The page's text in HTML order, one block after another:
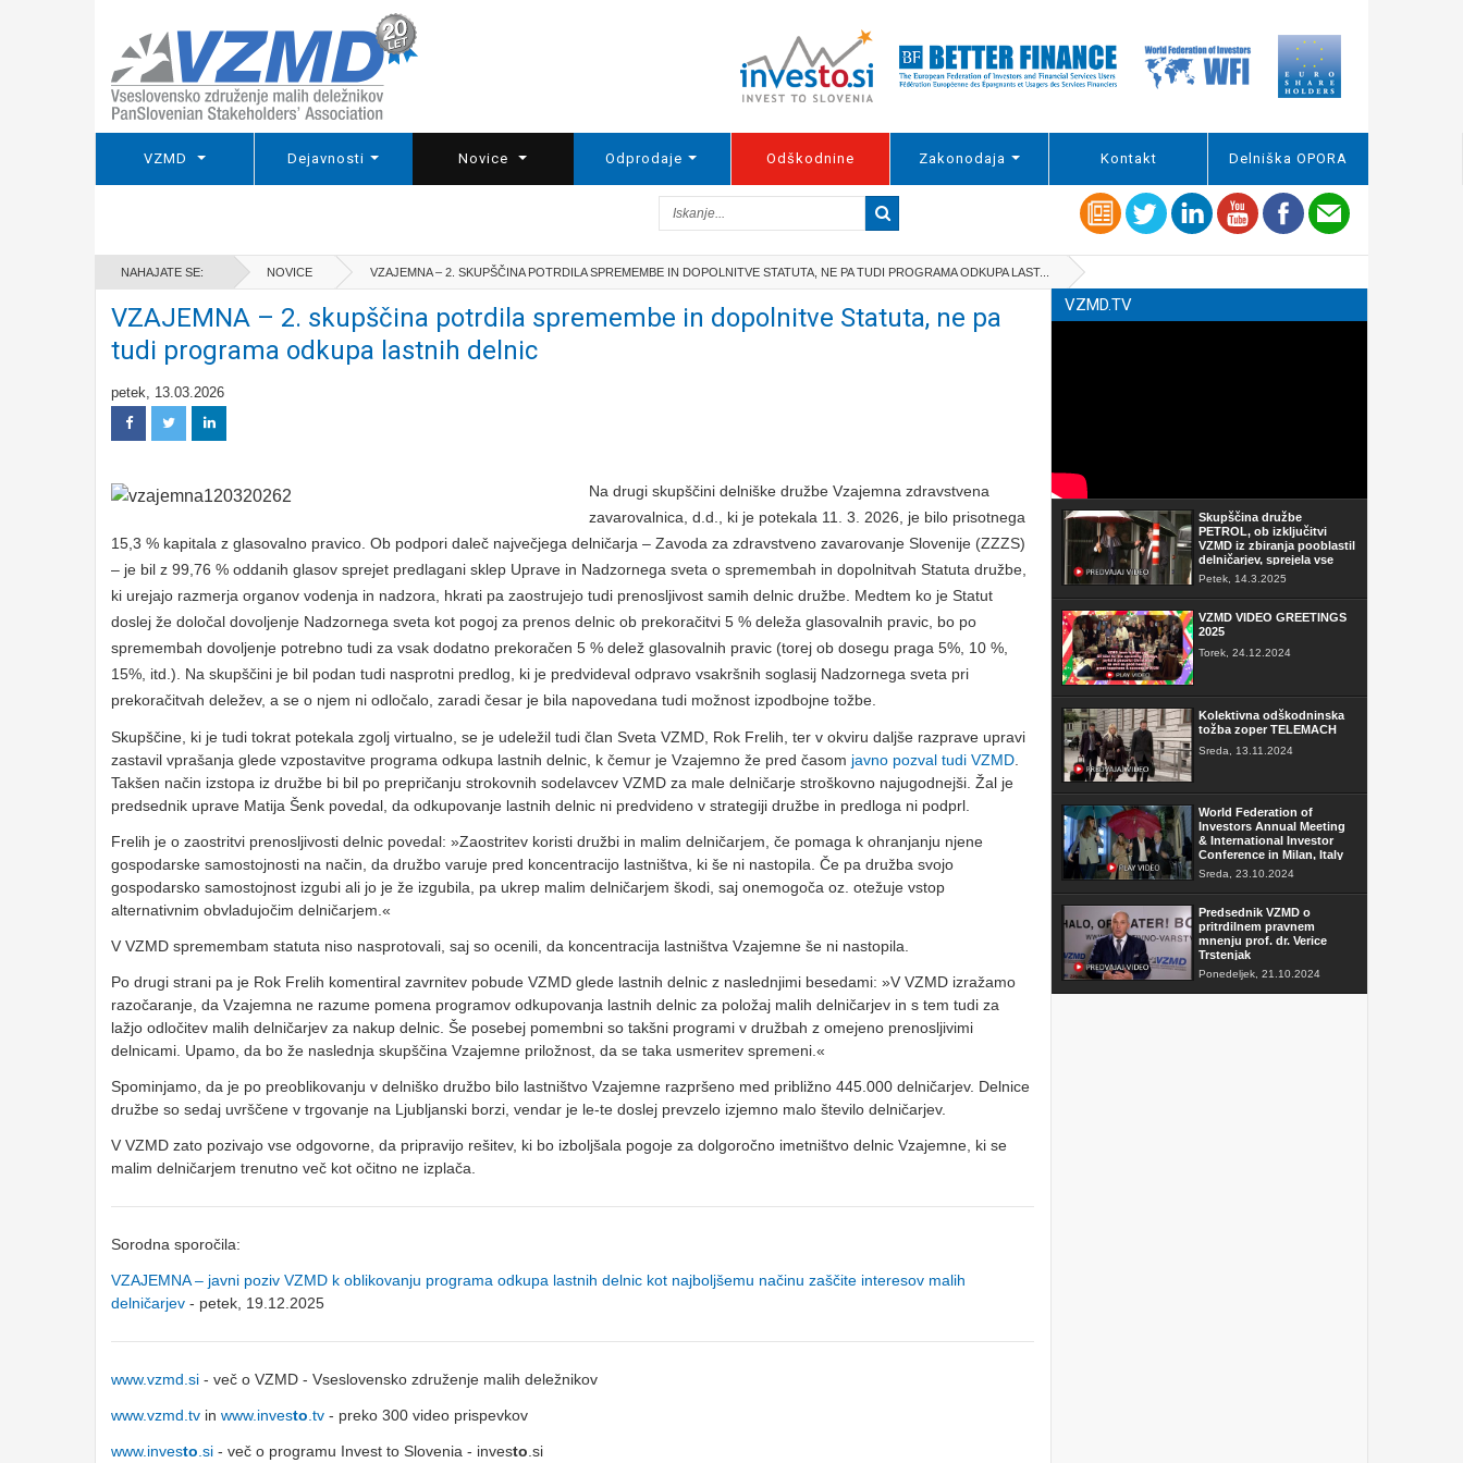
VZMD Dejavnosti Novice Odprodaje Odškodnine Zakonodaja Kontakt Delniška OPORA
NAHAJATE SE: NOVICE VZAJEMNA – 2. SKUPŠČINA POTRDILA SPREMEMBE IN DOPOLNITVE STATUTA, NE PA TUDI PROGRAMA ODKUPA LAST...
VZAJEMNA – 2. skupščina potrdila spremembe in dopolnitve Statuta, ne pa
tudi programa odkupa lastnih delnic
petek, 13.03.2026
Na drugi skupščini delniške družbe Vzajemna zdravstvena
zavarovalnica, d.d., ki je potekala 11. 3. 2026, je bilo prisotnega
15,3 % kapitala z glasovalno pravico. Ob podpori daleč največjega delničarja – Zavoda za zdravstveno zavarovanje Slovenije (ZZZS)
– je bil z 99,76 % oddanih glasov sprejet predlagani sklep Uprave in Nadzornega sveta o spremembah in dopolnitvah Statuta družbe,
ki urejajo razmerja organov vodenja in nadzora, hkrati pa zaostrujejo tudi prenosljivost samih delnic družbe. Medtem ko je Statut
doslej že določal dovoljenje Nadzornega sveta kot pogoj za prenos delnic ob prekoračitvi 5 % deleža glasovalnih pravic, bo po
spremembah dovoljenje potrebno tudi za vsak dodatno prekoračen 5 % delež glasovalnih pravic (torej ob dosegu praga 5%, 10 %,
15%, itd.). Na skupščini je bil podan tudi nasprotni predlog, ki je predvideval odpravo vsakršnih soglasij Nadzornega sveta pri
prekoračitvah deležev, a se o njem ni odločalo, zaradi česar je bila napovedana tudi možnost izpodbojne tožbe.
Skupščine, ki je tudi tokrat potekala zgolj virtualno, se je udeležil tudi član Sveta VZMD, Rok Frelih, ter v okviru daljše razprave upravi
zastavil vprašanja glede vzpostavitve programa odkupa lastnih delnic, k čemur je Vzajemno že pred časom javno pozval tudi VZMD
Takšen način izstopa iz družbe bi bil po prepričanju strokovnih sodelavcev VZMD za male delničarje stroškovno najugodnejši. Žal je
predsednik uprave Matija Šenk povedal, da odkupovanje lastnih delnic ni predvideno v strategiji družbe in predloga ni podprl.
Frelih je o zaostritvi prenosljivosti delnic povedal: »Zaostritev koristi družbi in malim delničarjem, če pomaga k ohranjanju njene
gospodarske samostojnosti na način, da družbo varuje pred koncentracijo lastništva, ki še ni nastopila. Če pa družba svojo
gospodarsko samostojnost izgubi ali jo je že izgubila, pa ukrep malim delničarjem škodi, saj onemogoča oz. otežuje vstop
alternativnim obvladujočim delničarjem.«
V VZMD spremembam statuta niso nasprotovali, saj so ocenili, da koncentracija lastništva Vzajemne še ni nastopila.
Po drugi strani pa je Rok Frelih komentiral zavrnitev pobude VZMD glede lastnih delnic z naslednjimi besedami: »V VZMD izražamo
razočaranje, da Vzajemna ne razume pomena programov odkupovanja lastnih delnic za položaj malih delničarjev in s tem tudi za
lažjo odločitev malih delničarjev za nakup delnic. Še posebej pomembni so takšni programi v družbah z omejeno prenosljivimi
delnicami. Upamo, da bo že naslednja skupščina Vzajemne priložnost, da se taka usmeritev spremeni.«
Spominjamo, da je po preoblikovanju v delniško družbo bilo lastništvo Vzajemne razpršeno med približno 445.000 delničarjev. Delnice
družbe so sedaj uvrščene v trgovanje na Ljubljanski borzi, vendar je le-te doslej prevzelo izjemno malo število delničarjev.
V VZMD zato pozivajo vse odgovorne, da pripravijo rešitev, ki bo izboljšala pogoje za dolgoročno imetništvo delnic Vzajemne, ki se
malim delničarjem trenutno več kot očitno ne izplača.
Sorodna sporočila:
VZAJEMNA – javni poziv VZMD k oblikovanju programa odkupa lastnih delnic kot najboljšemu načinu zaščite interesov malih
delničarjev - petek, 19.12.2025
www.vzmd.si - več o VZMD - Vseslovensko združenje malih deležnikov
www.vzmd.tv in www.investo .tv - preko 300 video prispevkov
www.investo .si - več o programu Invest to Slovenia - investo .si
VZMD.TV
Skupščina družbe
PETROL, ob izključitvi
VZMD iz zbiranja pooblastil
delničarjev, sprejela vse
sklepe
Petek, 14.3.2025
VZMD VIDEO GREETINGS
2025
Torek, 24.12.2024
Kolektivna odškodninska
tožba zoper TELEMACH
Sreda, 13.11.2024
World Federation of
Investors Annual Meeting
& International Investor
Conference in Milan, Italy
Sreda, 23.10.2024
Predsednik VZMD o
pritrdilnem pravnem
mnenju prof. dr. Verice
Trstenjak
Ponedeljek, 21.10.2024